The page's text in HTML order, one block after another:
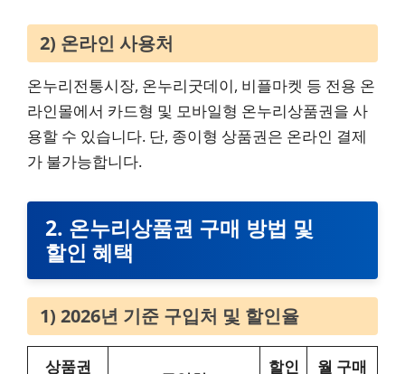
2) 온라인 사용처
온누리전통시장, 온누리굿데이, 비플마켓 등 전용 온
라인몰에서 카드형 및 모바일형 온누리상품권을 사
용할 수 있습니다. 단, 종이형 상품권은 온라인 결제
가 불가능합니다.
2. 온누리상품권 구매 방법 및
할인 혜택
1) 2026년 기준 구입처 및 할인율
상품권 할인 월 구매